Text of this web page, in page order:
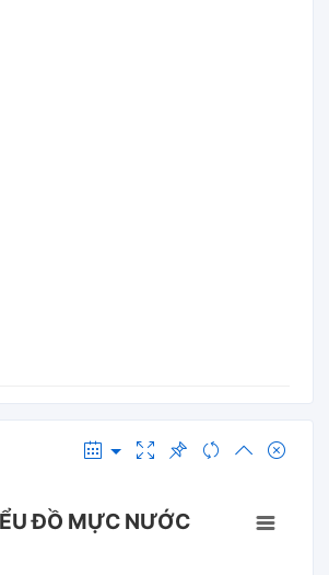
ĐỒ MỰC NƯỚC